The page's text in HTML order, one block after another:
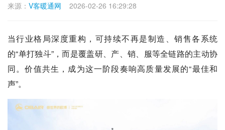
来源： V客暖通网 2026-02-26 16:29:28
当行业格局深度重构，可持续不再是制造、销售各系统
的“单打独斗”，而是覆盖研、产、销、服等全链路的主动协
同。价值共生，成为这一阶段奏响高质量发展的“最佳和
声”。